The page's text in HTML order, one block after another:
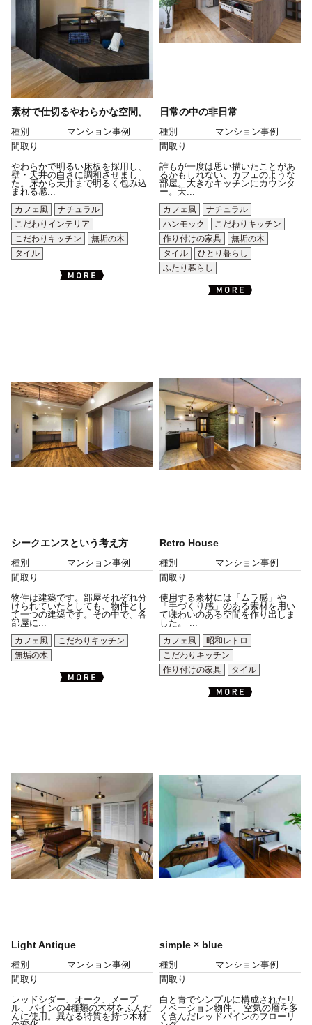
素材で仕切るやわらかな空間。
種別
マンション事例
間取り
やわらかで明るい床板を採用し、
壁・天井の白さに調和させまし
た。床から天井まで明るく包み込
まれる感...
カフェ風
ナチュラル
こだわりインテリア
こだわりキッチン
無垢の木
タイル
日常の中の非日常
種別
マンション事例
間取り
誰もが一度は思い描いたことがあ
るかもしれない、カフェのような
部屋。大きなキッチンにカウンタ
ー。天...
カフェ風
ナチュラル
ハンモック
こだわりキッチン
作り付けの家具
無垢の木
タイル
ひとり暮らし
ふたり暮らし
シークエンスという考え方
種別
マンション事例
間取り
物件は建築です。部屋それぞれ分
けられていたとしても、物件とし
て一つの建築です。その中で、各
部屋に...
カフェ風
こだわりキッチン
無垢の木
Retro House
種別
マンション事例
間取り
使用する素材には「ムラ感」や
「手づくり感」のある素材を用い
て味わいのある空間を作り出しま
した。 ...
カフェ風
昭和レトロ
こだわりキッチン
作り付けの家具
タイル
Light Antique
種別
マンション事例
間取り
レッドシダー、オーク、メープ
ル、パインの4種類の木材をふんだ
んに使用。異なる特質を持つ木材
simple × blue
種別
マンション事例
間取り
白と青でシンプルに構成されたリ
ノベーション物件。 空気の層を多
く含んだレッドパインのフローリ